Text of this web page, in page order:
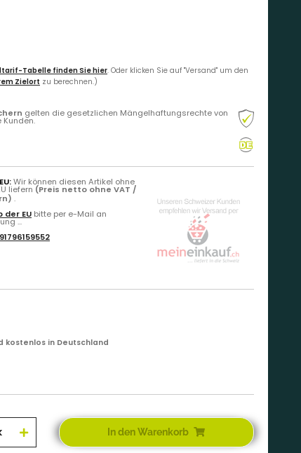
Tabelle finden Sie hier. Oder klicken Sie auf "Versand" um den
Zielort zu berechnen.)
gelten die gesetzlichen Mängelhaftungsrechte von
Kunden.
Wir können diesen Artikel ohne
liefern (Preis netto ohne VAT /
.
EU bitte per e-Mail an
...
kostenlos in Deutschland
In den Warenkorb